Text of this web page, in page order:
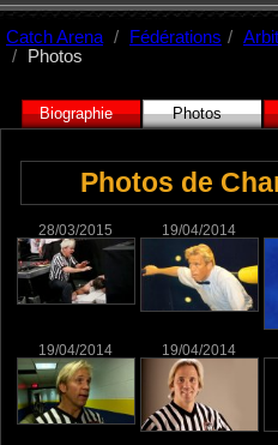
Catch Arena Fédérations
Photos
Biographie Photos
Photos de
28/03/2015 19/04/2014
19/04/2014 19/04/2014